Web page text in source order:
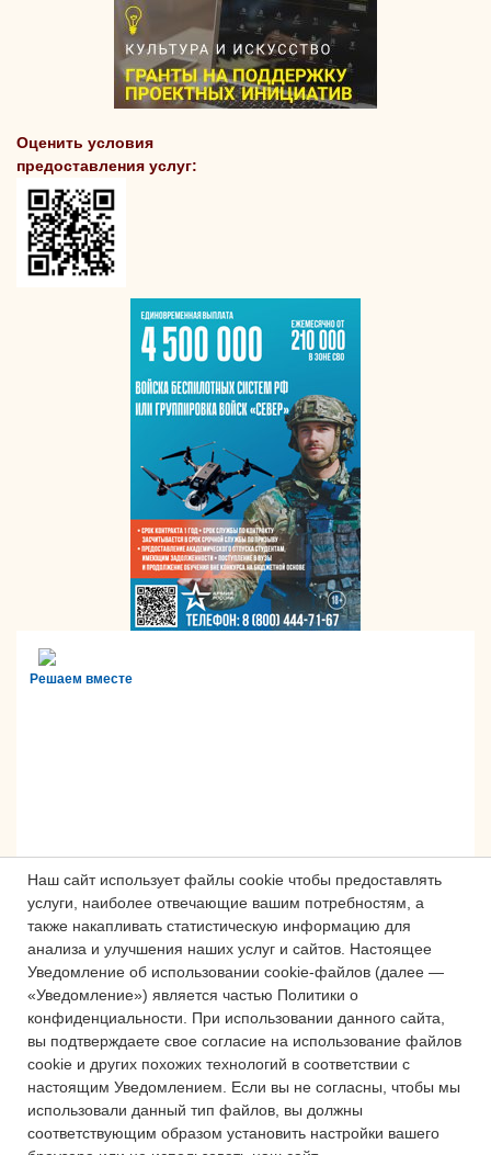
Наш сайт использует файлы cookie чтобы предоставлять
услуги, наиболее отвечающие вашим потребностям, а
также накапливать статистическую информацию для
анализа и улучшения наших услуг и сайтов. Настоящее
Уведомление об использовании cookie-файлов (далее —
«Уведомление») является частью Политики о
конфиденциальности.
При использовании данного сайта,
вы подтверждаете свое согласие на использование файлов
cookie и других похожих технологий в соответствии с
настоящим Уведомлением.
Если вы не согласны, чтобы мы
использовали данный тип файлов, вы должны
соответствующим образом установить настройки вашего
Оценить условия
предоставления услуг:
Решаем вместе
Сложности с получением «Пушкинской
карты» или приобретением билетов?
Знаете, как улучшить работу
учреждений культуры?
Написать